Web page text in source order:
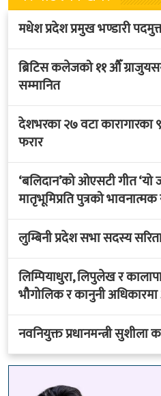
मधेश प्रदेश प्रमुख भण्डारी
ब्रिटिस कलेजको ११ औँ
सम्मानित
देशभरका २७ वटा कारागारका
फरार
‘बलिदान’को ओएसटी गीत ‘यो
मातृभूमिप्रति पुत्रको
लुम्बिनी प्रदेश सभा सदस्य
लिम्पियाधुरा, लिपुलेख र
भौगोलिक र कानुनी
नवनियुक्त प्रधानमन्त्री सुशीला